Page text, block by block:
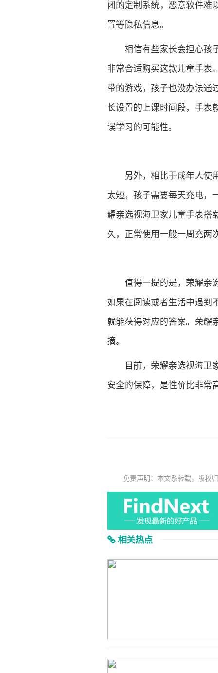
闭的定制系统，恶意软件难
置等隐私信息。
相信有些家长会担心孩子
非常合适购买这款儿童手表
带的游戏，孩子也没办法通
长设置的上课时间段，手表
误学习的可能性。
另外，相比于成年人使用
太短，孩子需要每天充电，
耀亲选视海卫家儿童手表搭
久，正常使用一般一周充两
值得一提的是，荣耀亲选
如果在阅读或者生活中遇到
就能获得对应的答案。荣耀
摘。
目前，荣耀亲选视海卫家
安全的保障，是性价比非常
免责声明：本文系转载，版权
相关热点